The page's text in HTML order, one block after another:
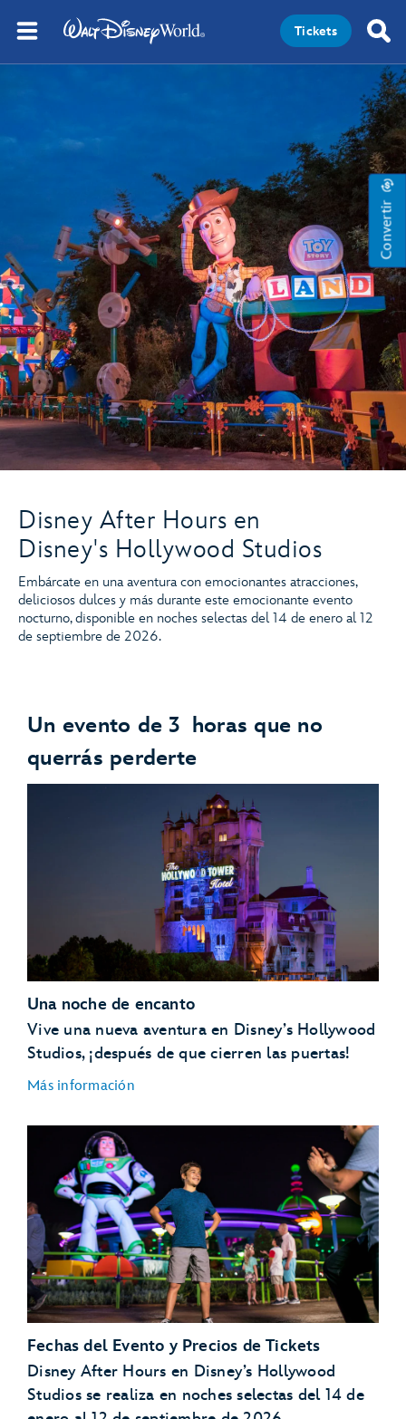
Tickets
Convertir
Disney After Hours en
Disney's Hollywood Studios
Embárcate en una aventura con emocionantes atracciones,
deliciosos dulces y más durante este emocionante evento
nocturno, disponible en noches selectas del 14 de enero al 12
de septiembre de 2026.
Un evento de 3 horas que no
querrás perderte
Una noche de encanto
Vive una nueva aventura en Disney’s Hollywood
Studios, ¡después de que cierren las puertas!
Más información
Fechas del Evento y Precios de Tickets
Disney After Hours en Disney’s Hollywood
Studios se realiza en noches selectas del 14 de